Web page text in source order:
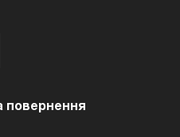
повернення